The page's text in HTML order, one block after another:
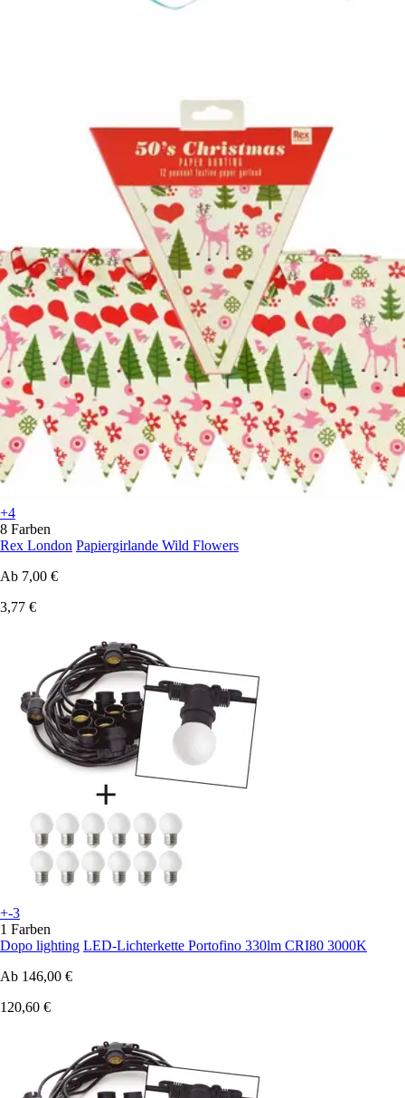
+4
8 Farben
Rex London Papiergirlande Wild Flowers
Ab 7,00 €
3,77 €
+-3
1 Farben
Dopo lighting LED-Lichterkette Portofino 330lm CRI80 3000K
Ab 146,00 €
120,60 €